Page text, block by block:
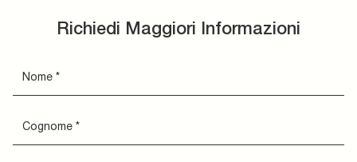
Richiedi Maggiori Informazioni